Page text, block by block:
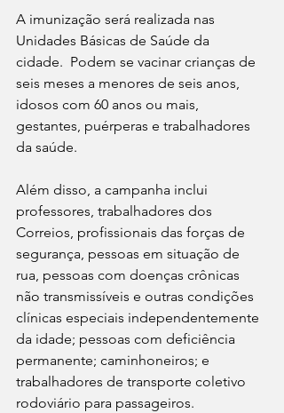
A imunização será realizada nas
Unidades Básicas de Saúde da
cidade.  Podem se vacinar crianças de
seis meses a menores de seis anos,
idosos com 60 anos ou mais,
gestantes, puérperas e trabalhadores
da saúde.
Além disso, a campanha inclui
professores, trabalhadores dos
Correios, profissionais das forças de
segurança, pessoas em situação de
rua, pessoas com doenças crônicas
não transmissíveis e outras condições
clínicas especiais independentemente
da idade; pessoas com deficiência
permanente; caminhoneiros; e
trabalhadores de transporte coletivo
rodoviário para passageiros.